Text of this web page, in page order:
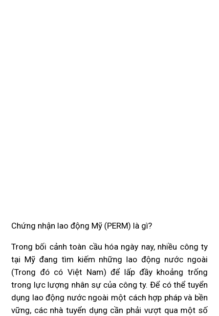
Chứng nhận lao động Mỹ (PERM) là gì?
Trong bối cảnh toàn cầu hóa ngày nay, nhiều công ty
tại Mỹ đang tìm kiếm những lao động nước ngoài
(Trong đó có Việt Nam) để lấp đầy khoảng trống
trong lực lượng nhân sự của công ty. Để có thể tuyển
dụng lao động nước ngoài một cách hợp pháp và bền
vững, các nhà tuyển dụng cần phải vượt qua một số